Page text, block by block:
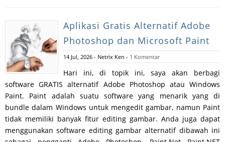
Aplikasi Gratis Alternatif Adobe
Photoshop dan Microsoft Paint
14 Jul, 2026 - Netrix Ken - 1 Komentar
Hari ini, di topik ini, saya akan berbagi
software GRATIS alternatif Adobe Photoshop atau Windows
Paint. Paint adalah suatu software yang menarik yang di
bundle dalam Windows untuk mengedit gambar, namun Paint
tidak memiliki banyak fitur editing gambar. Anda juga dapat
menggunakan software editing gambar alternatif dibawah ini